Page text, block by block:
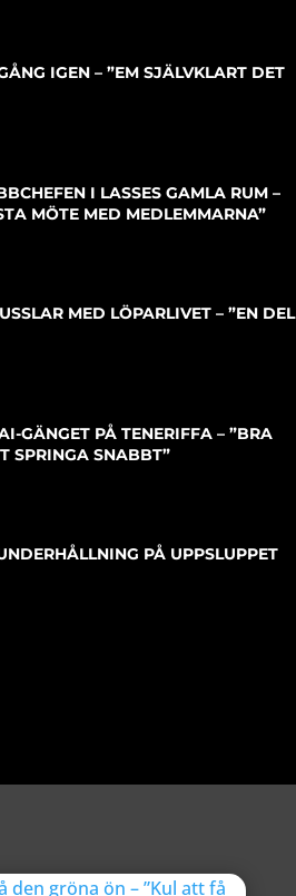
IGEN – ”EM SJÄLVKLART DET
I LASSES GAMLA RUM –
MÖTE MED MEDLEMMARNA”
MED LÖPARLIVET – ”EN DEL
GÄNGET PÅ TENERIFFA – ”BRA
SPRINGA SNABBT”
PÅ UPPSLUPPET